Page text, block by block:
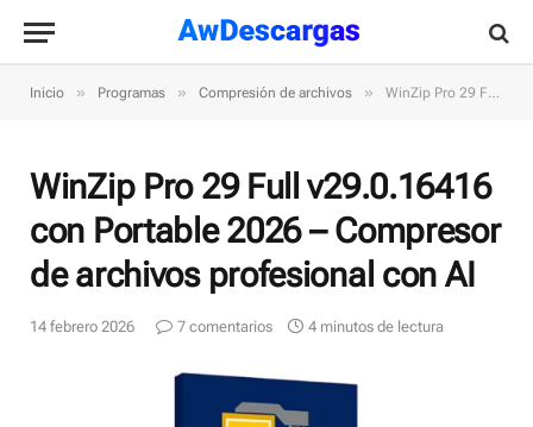
Inicio » Programas » Compresión de archivos » WinZip Pro 29 Full v29.0.16416 con Portable 2026 – Compresor de archivos profesional con AI
WinZip Pro 29 Full v29.0.16416
con Portable 2026 – Compresor
de archivos profesional con AI
14 febrero 2026 7 comentarios 4 minutos de lectura